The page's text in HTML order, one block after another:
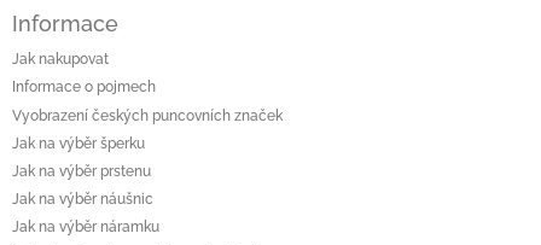
Informace
Jak nakupovat
Informace o pojmech
Vyobrazení českých puncovních značek
Jak na výběr šperku
Jak na výběr prstenu
Jak na výběr náušnic
Jak na výběr náramku